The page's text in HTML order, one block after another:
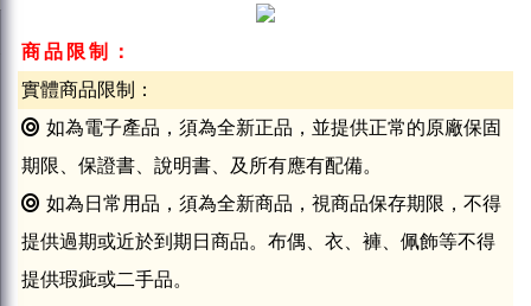
商品限制：
實體商品限制：
如為電子產品，須為全新正品，並提供正常的原廠保固
期限、保證書、說明書、及所有應有配備。
如為日常用品，須為全新商品，視商品保存期限，不得
提供過期或近於到期日商品。布偶、衣、褲、佩飾等不得
提供瑕疵或二手品。